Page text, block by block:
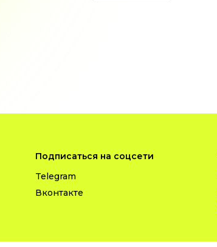
Подписаться на соцсети
Telegram
Вконтакте